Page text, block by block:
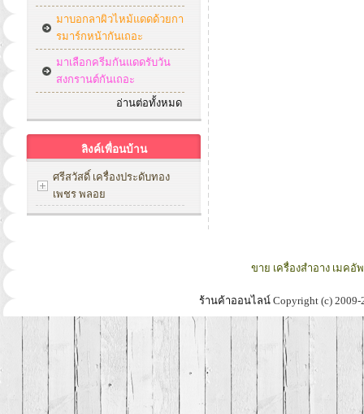
มาบอกลาผิวไหม้แดดด้วยกา
รมาร์กหน้ากันเถอะ
มาเลือกครีมกันแดดรับวัน
สงกรานต์กันเถอะ
อ่านต่อทั้งหมด
ลิงค์เพื่อนบ้าน
ศรีสวัสดิ์ เครื่องประดับทอง
เพชร พลอย
ขาย เครื่องสำอาง เมค
ร้านค้าออนไลน์Copyright (c)